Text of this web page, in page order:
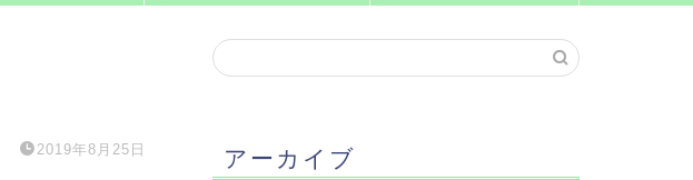
2019年8月25日 アーカイブ